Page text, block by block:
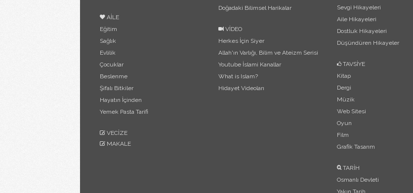
AİLE
Eğitim
Sağlık
Evlilik
Çocuklar
Beslenme
Şifalı Bitkiler
Hayatın İçinden
Yemek Pasta Tarifi
VECİZE
MAKALE
Doğadaki Bilimsel Harikalar
VİDEO
Herkes İçin Siyer
Allah'ın Varlığı, Bilim ve Ateizm Serisi
Youtube İslami Kanallar
What is Islam?
Hidayet Videoları
Sevgi Hikayeleri
Aile Hikayeleri
Dostluk Hikayeleri
Düşündüren Hikayeler
TAVSİYE
Kitap
Dergi
Müzik
Web Sitesi
Oyun
Film
Grafik Tasarım
TARİH
Osmanlı Devleti
Yakın Tarih